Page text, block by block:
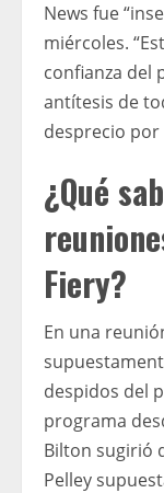
News fue
miércoles.
confianza del
antítesis de
desprecio
¿Qué
Fiery?
En una
despidos del
programa
Bilton sugirió
Pelley